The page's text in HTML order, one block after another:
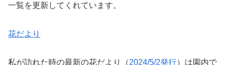
一覧を更新してくれています。
花だより
私が訪れた時の最新の花だより（2024/5/2発行）は園内で